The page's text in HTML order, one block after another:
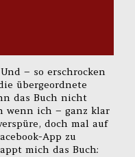
– so erschrocken
übergeordnete
das Buch nicht
wenn ich – ganz klar
doch mal auf
App zu
mich das Buch: